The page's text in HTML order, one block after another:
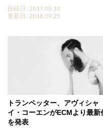
投稿日 : 2017.03.10
更新日 : 2018.09.25
トランペッター、アヴィシャ
イ・コーエンがECMより最新
を発表